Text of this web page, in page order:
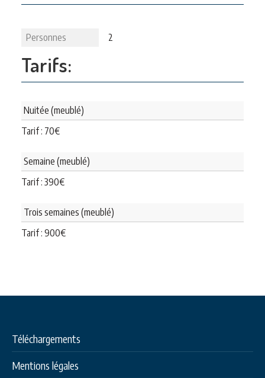
Personnes 2
Tarifs:
Nuitée (meublé)
Tarif : 70€
Semaine (meublé)
Tarif : 390€
Trois semaines (meublé)
Tarif : 900€
Téléchargements
Mentions légales